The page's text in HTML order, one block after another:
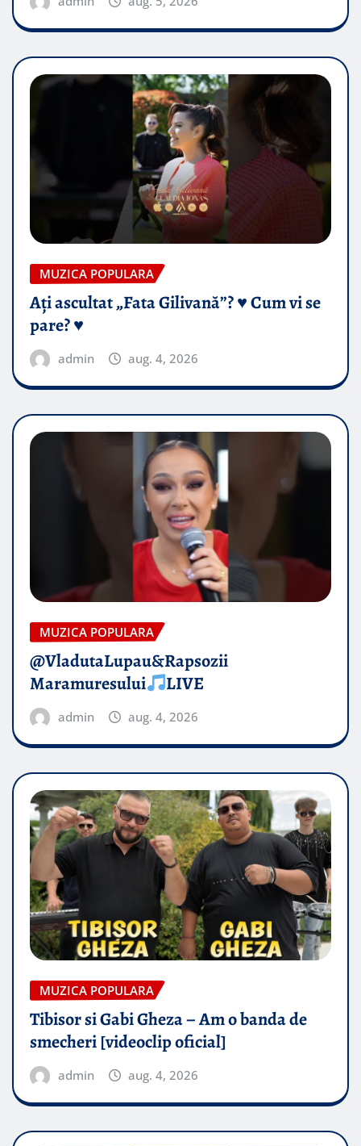
MUZICA POPULARA
Ați ascultat „Fata Gilivană”? ♥️ Cum vi se
pare? ♥️
admin aug. 4, 2026
MUZICA POPULARA
@VladutaLupau&Rapsozii
Maramuresului
LIVE
admin aug. 4, 2026
MUZICA POPULARA
Tibisor si Gabi Gheza – Am o banda de
smecheri [videoclip oficial]
admin aug. 4, 2026